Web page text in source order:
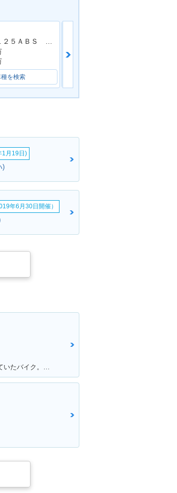
を検索
1月19日)
)
年6月30日開催）
満足ポイント:某漫画 〇〇純愛組 の〇堂寺が乗っていたバイク。。。 私もジャックナイフを決めたいと思い、毎日学校にも行かず土方のバイトをしてためた150万 荒馬のようなハンドリング、じゃじゃ馬のような加速。。。全てが最高でした！ 20年たった今でもガレージでしっかり現役です！！最高の相棒ですよ！！